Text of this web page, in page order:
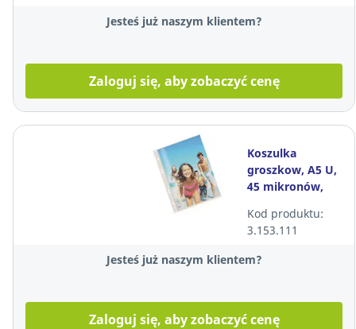
Jesteś już naszym klientem?
Zaloguj się, aby zobaczyć cenę
Koszulka
groszkow, A5 U,
45 mikronów,
Kod produktu:
3.153.111
Jesteś już naszym klientem?
Zaloguj się, aby zobaczyć cenę